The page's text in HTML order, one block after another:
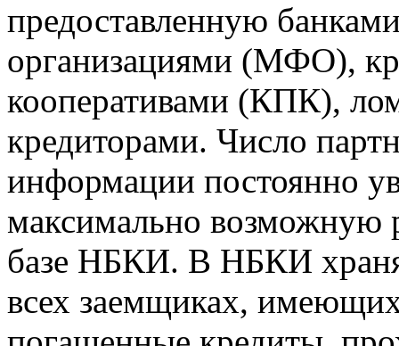
предоставленную
организациями (МФО),
кооперативами (КПК),
кредиторами. Число
информации постоянно
максимально возможную
базе НБКИ. В НБКИ
всех заемщиках,